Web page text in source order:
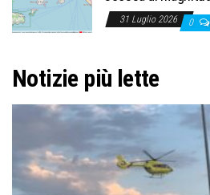
31 Luglio 2026 0
Notizie più lette